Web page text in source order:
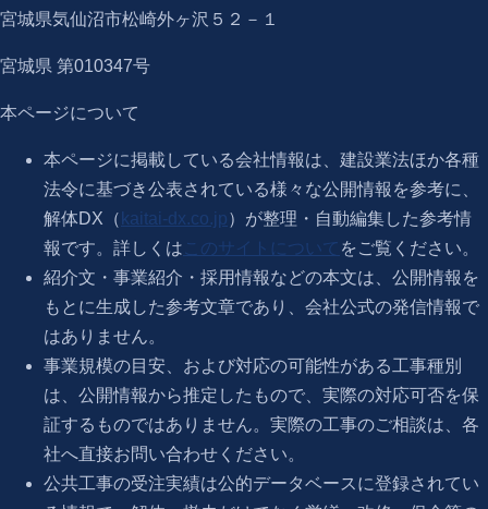
宮城県気仙沼市松崎外ヶ沢５２－１
宮城県 第010347号
本ページについて
本ページに掲載している会社情報は、建設業法ほか各種
法令に基づき公表されている様々な公開情報を参考に、
解体DX（ kaitai-dx.co.jp）が整理・自動編集した参考情
報です。詳しくは このサイトについて をご覧ください。
紹介文・事業紹介・採用情報などの本文は、公開情報を
もとに生成した参考文章であり、会社公式の発信情報で
はありません。
事業規模の目安、および対応の可能性がある工事種別
は、公開情報から推定したもので、実際の対応可否を保
証するものではありません。実際の工事のご相談は、各
社へ直接お問い合わせください。
公共工事の受注実績は公的データベースに登録されてい